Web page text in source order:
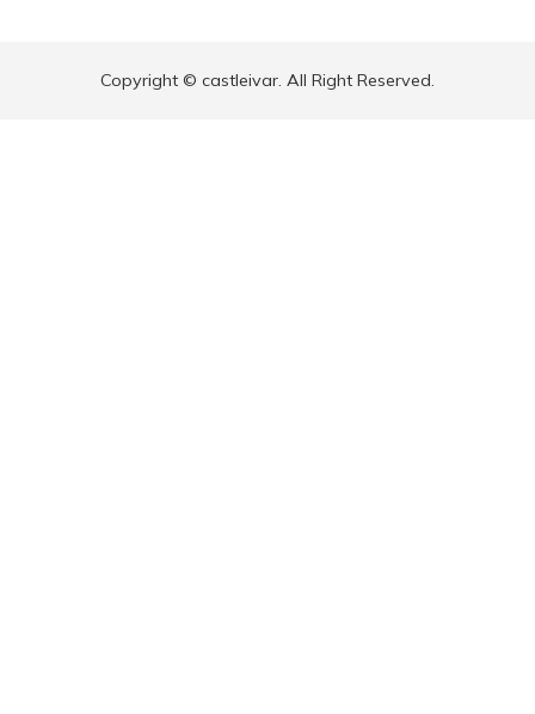
Copyright © castleivar. All Right Reserved.